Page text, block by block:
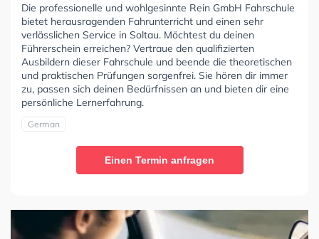
Die professionelle und wohlgesinnte Rein GmbH Fahrschule
bietet herausragenden Fahrunterricht und einen sehr
verlässlichen Service in Soltau. Möchtest du deinen
Führerschein erreichen? Vertraue den qualifizierten
Ausbildern dieser Fahrschule und beende die theoretischen
und praktischen Prüfungen sorgenfrei. Sie hören dir immer
zu, passen sich deinen Bedürfnissen an und bieten dir eine
persönliche Lernerfahrung.
German
Einen Termin anfragen